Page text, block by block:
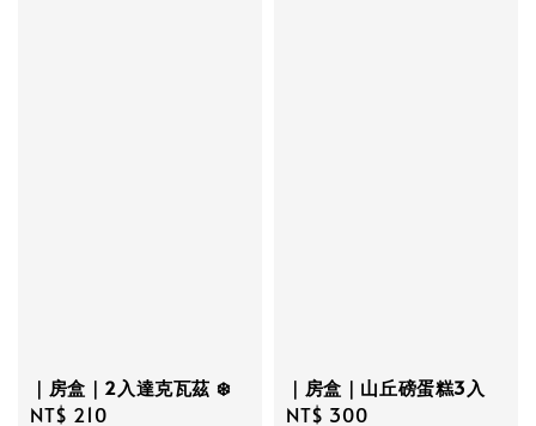
｜房盒｜2入達克瓦茲 ❄️
Regular
NT$ 210
｜房盒｜山丘磅蛋糕3入
Regular
NT$ 300